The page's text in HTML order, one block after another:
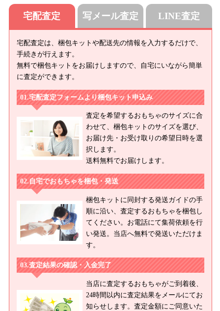
宅配査定
宅配査定は、梱包キットや配送先の情報を入力するだけで、
手続きが行えます。
無料で梱包キットをお届けしますので、自宅にいながら簡単
に査定ができます。
宅配査定フォームより梱包キット申込み
査定を希望するおもちゃのサイズに合
わせて、梱包キットのサイズを選び、
お届け先・お受け取りの希望日時を選
択します。
送料無料でお届けします。
自宅でおもちゃを梱包・発送
梱包キットに同封する発送ガイドの手
順に沿い、査定するおもちゃを梱包し
てください。お電話にて集荷依頼を行
い発送。当店へ無料で発送いただけま
す。
査定結果の確認・入金完了
当店に査定するおもちゃがご到着後、
24時間以内に査定結果をメールにてお
知らせします。査定金額にご同意いた
写メール査定 LINE査定